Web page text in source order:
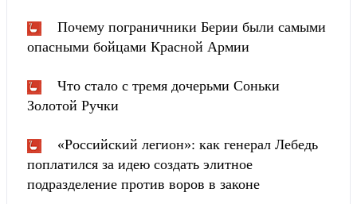
Почему пограничники Берии были самыми
опасными бойцами Красной Армии
Что стало с тремя дочерьми Соньки
Золотой Ручки
«Российский легион»: как генерал Лебедь
поплатился за идею создать элитное
подразделение против воров в законе